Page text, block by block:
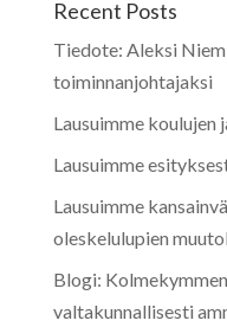
Recent Posts
Tiedote: Aleksi
toiminnanjohtajaksi
Lausuimme
Lausuimme
Lausuimme
oleskelulupien
Blogi:
valtakunnallisesti